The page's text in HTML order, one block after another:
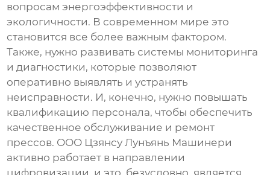
вопросам энергоэффективности и
экологичности. В современном мире это
становится все более важным фактором.
Также, нужно развивать системы мониторинга
и диагностики, которые позволяют
оперативно выявлять и устранять
неисправности. И, конечно, нужно повышать
квалификацию персонала, чтобы обеспечить
качественное обслуживание и ремонт
прессов. ООО Цзянсу Лунъянь Машинери
активно работает в направлении